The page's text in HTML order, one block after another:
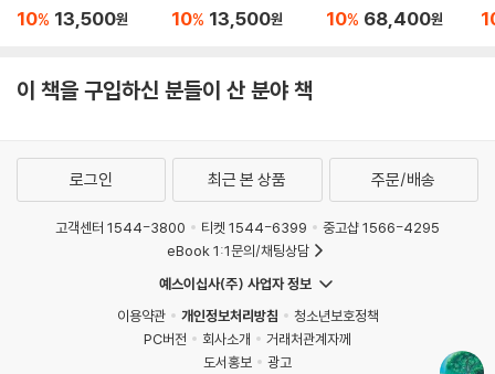
이커
10% 13,500원
행 허리케인
10% 13,500원 10% 68,400원
이 책을 구입하신 분들이 산 분야 책
로그인 최근 본 상품 주문/배송
고객센터 1544-3800 티켓 1544-6399
중고샵 1566-4295
eBook 1:1문의/채팅상담
예스이십사(주) 사업자 정보
이용약관
개인정보처리방침
청소년보호정책
PC버전
회사소개
거래처관계자께
도서홍보
광고